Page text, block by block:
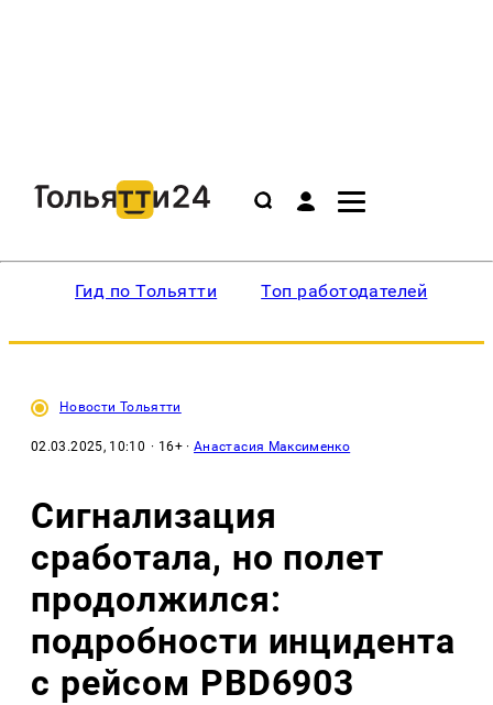
Гид по Тольятти Топ работодателей
Новости Тольятти
02.03.2025, 10:10 · 16+ ·Анастасия Максименко
Сигнализация
сработала, но полет
продолжился:
подробности инцидента
с рейсом PBD6903